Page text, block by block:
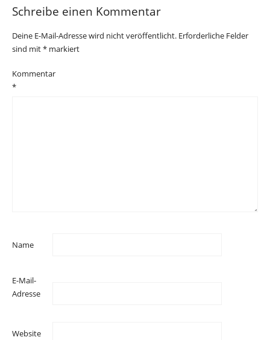
Schreibe einen Kommentar
Deine E-Mail-Adresse wird nicht veröffentlicht. Erforderliche Felder
sind mit* markiert
Kommentar
*
Name
E-Mail-
Adresse
Website